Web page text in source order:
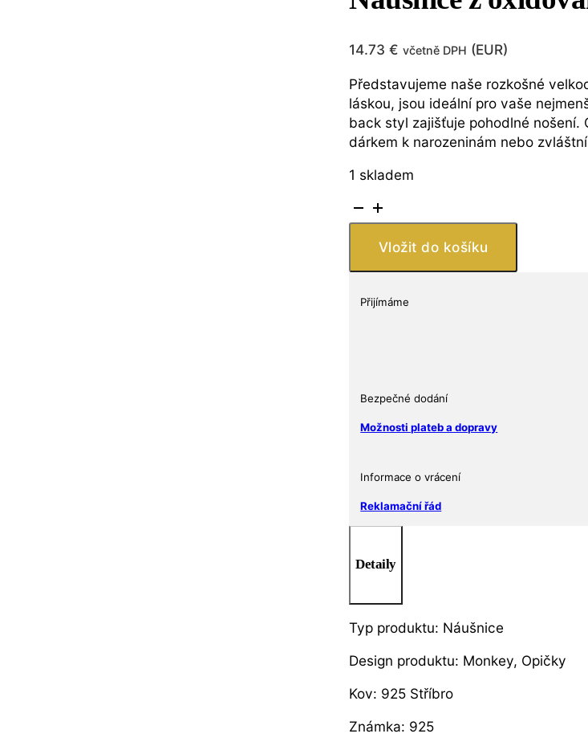
14.73€ včetně DPH (EUR)
Představujeme naše rozkošné
láskou, jsou ideální pro vaše
back styl zajišťuje pohodlné
dárkem k narozeninám nebo
1 skladem
Náušnice
z
oxidovaného
ve
Vložit do košíku
Přijímáme
Bezpečné dodání
Možnosti plateb a dopravy
Informace o vrácení
Reklamační řád
Detaily
Typ produktu: Náušnice
Design produktu: Monkey, Opičky
Kov: 925 Stříbro
Známka: 925